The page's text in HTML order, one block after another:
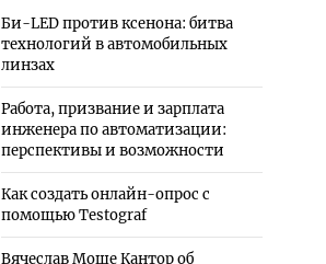
Би-LED против ксенона: битва
технологий в автомобильных
линзах
Работа, призвание и зарплата
инженера по автоматизации:
перспективы и возможности
Как создать онлайн-опрос с
помощью Testograf
Вячеслав Моше Кантор об